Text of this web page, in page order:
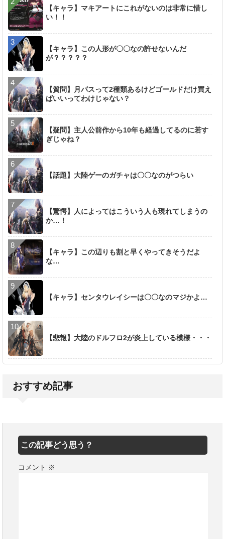
【キャラ】マキアートにこれがないのは非常に惜し
い！！
【キャラ】この人形が〇〇なの許せないんだ
が？？？？？
【質問】月パスって2種類あるけどゴールドだけ買え
ばいいってわけじゃない？
【疑問】主人公前作から10年も経過してるのに若す
ぎじゃね？
【話題】大陸ゲーのガチャは〇〇なのがつらい
【驚愕】人によってはこういう人も現れてしまうの
か…！
【キャラ】この辺りも割と早くやってきそうだよ
な…
【キャラ】センタウレイシーは〇〇なのマジかよ…
【悲報】大陸のドルフロ2が炎上している模様・・・
おすすめ記事
この記事どう思う？
コメント ※